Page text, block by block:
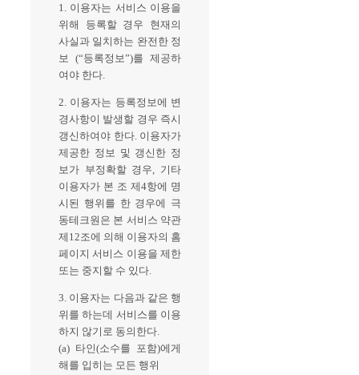
1. 이용자는 서비스 이용을
위해 등록할 경우 현재의
사실과 일치하는 완전한 정
보 (“등록정보”)를 제공하
여야 한다.
2. 이용자는 등록정보에 변
경사항이 발생할 경우 즉시
갱신하여야 한다. 이용자가
제공한 정보 및 갱신한 정
보가 부정확할 경우, 기타
이용자가 본 조 제4항에 명
시된 행위를 한 경우에 극
동테크원은 본 서비스 약관
제12조에 의해 이용자의 홈
페이지 서비스 이용을 제한
또는 중지할 수 있다.
3. 이용자는 다음과 같은 행
위를 하는데 서비스를 이용
하지 않기로 동의한다.
(a) 타인(소수를 포함)에게
해를 입히는 모든 행위